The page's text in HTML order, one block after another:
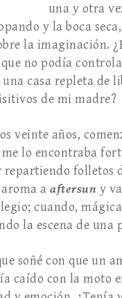
una y otra
y la boca
la imaginación.
no podía
casa repleta de
de mi madre?
veinte años,
lo encontraba
folletos
aroma aaftersun y
cuando,
la escena de una
soñé con que un
caído con la moto